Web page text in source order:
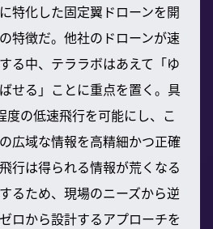
特化した固定翼ドローンを開
特徴だ。他社のドローンが速
る中、テララボはあえて「ゆ
せる」ことに重点を置く。具
の低速飛行を可能にし、こ
広域な情報を高精細かつ正確
行は得られる情報が荒くなる
るため、現場のニーズから逆
ロから設計するアプローチを